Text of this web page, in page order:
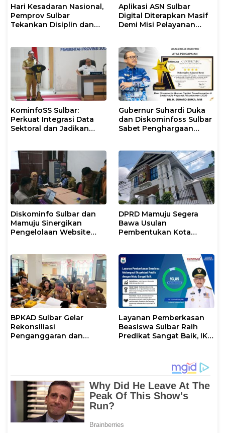
Hari Kesadaran Nasional,
Pemprov Sulbar
Tekankan Disiplin dan
Aplikasi ASN Sulbar
Digital Diterapkan Masif
Demi Misi Pelayanan
KominfoSS Sulbar:
Perkuat Integrasi Data
Sektoral dan Jadikan
Gubernur Suhardi Duka
dan Diskominfoss Sulbar
Sabet Penghargaan
Diskominfo Sulbar dan
Mamuju Sinergikan
Pengelolaan Website
DPRD Mamuju Segera
Bawa Usulan
Pembentukan Kota
BPKAD Sulbar Gelar
Rekonsiliasi
Penganggaran dan
Layanan Pemberkasan
Beasiswa Sulbar Raih
Predikat Sangat Baik, IKM